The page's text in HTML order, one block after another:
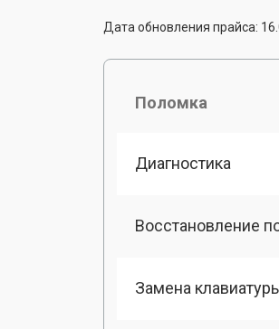
Дата обновления прайса:
Поломка
Диагностика
Восстановление
Замена